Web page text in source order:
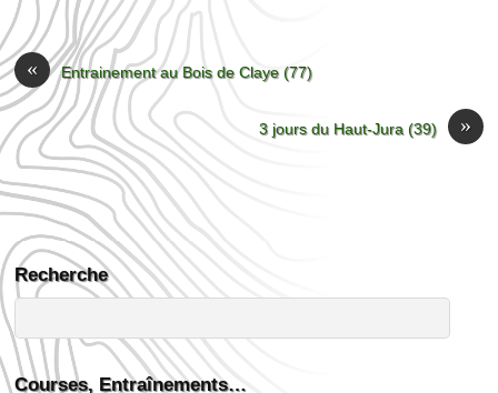
« Entrainement au Bois de Claye (77)
»
3 jours du Haut-Jura (39)
Recherche
Courses, Entraînements…